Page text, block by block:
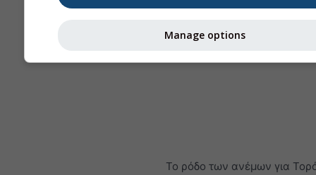
Το ρόδο των ανέμων για
Manage options